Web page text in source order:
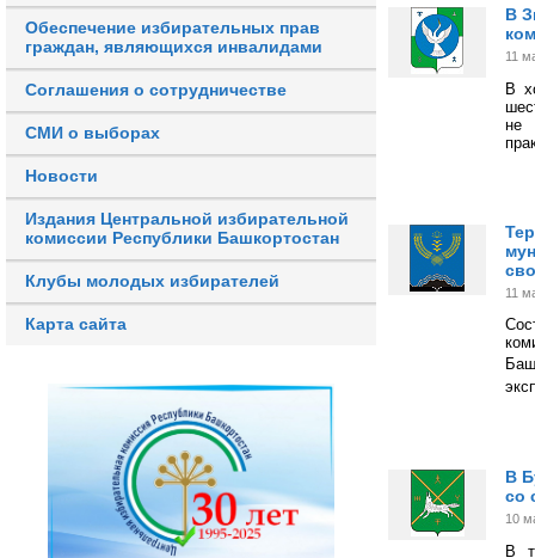
Обеспечение избирательных прав
граждан, являющихся инвалидами
Соглашения о сотрудничестве
СМИ о выборах
Новости
Издания Центральной избирательной
комиссии Республики Башкортостан
Клубы молодых избирателей
Карта сайта
В
11
В
не
11
В
со
10
В